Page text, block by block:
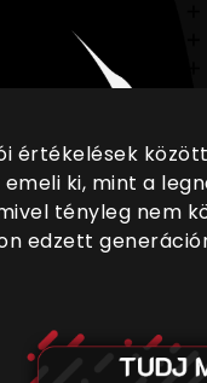
értékelések
emeli ki, mint a
tényleg nem
edzett